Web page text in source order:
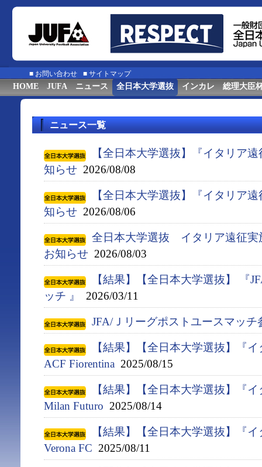
■ お問い合わせ ■ サイトマップ
HOME JUFA ニュース 全日本大学選抜 インカレ 総理大臣
ニュース一覧
【全日本大学選抜】『イタリア
知らせ 2026/08/08
【全日本大学選抜】『イタリア
知らせ 2026/08/06
全日本大学選抜 イタリア遠征実
お知らせ 2026/08/03
【結果】【全日本大学選抜】 『
ッチ 』
2026/03/11
JFA/Ｊリーグポストユースマッチ
【結果】【全日本大学選抜】『
ACF Fiorentina 2025/08/15
【結果】【全日本大学選抜】『
Milan Futuro 2025/08/14
【結果】【全日本大学選抜】『
Verona FC 2025/08/11